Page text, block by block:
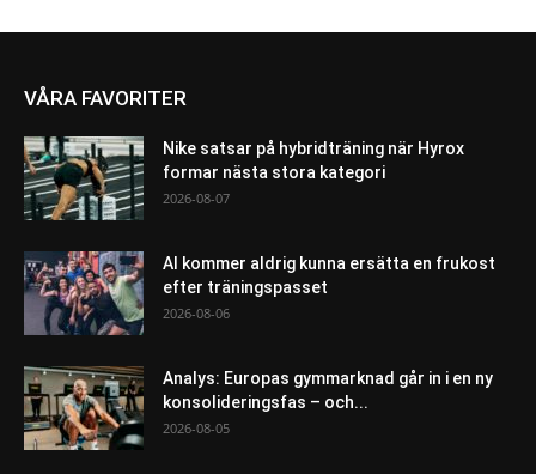
VÅRA FAVORITER
Nike satsar på hybridträning när Hyrox
formar nästa stora kategori
2026-08-07
AI kommer aldrig kunna ersätta en frukost
efter träningspasset
2026-08-06
Analys: Europas gymmarknad går in i en ny
konsolideringsfas – och...
2026-08-05